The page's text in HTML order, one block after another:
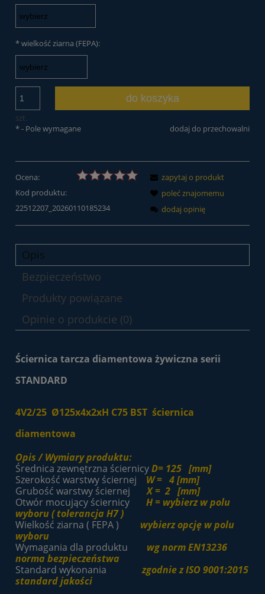
*wielkość ziarna (FEPA):
szt.
do koszyka
dodaj do przechowalni
*- Pole wymagane
Ocena:
Kod produktu:
22512207_20260110185234
zapytaj o produkt
poleć znajomemu
dodaj opinię
Opis
Bezpieczeństwo
Produkty powiązane
Opinie o produkcie (0)
Ściernica tarcza diamentowa żywiczna serii
STANDARD
4V2/25 Ø125x4x2xH C75 BST ściernica
diamentowa
Opis / Wymiary produktu:
Średnica zewnętrzna ściernicyD= 125 [mm]
Szerokość warstwy ściernej W = 4 [mm]
Grubość warstwy ściernejX = 2 [mm]
Otwór mocujący ściernicy H = wybierz w polu
wyboru ( tolerancja H7 )
Wielkość ziarna ( FEPA ) wybierz opcję w polu
wyboru
Wymagania dla produktu wg norm EN13236
norma bezpieczeństwa
Standard wykonania
zgodnie z ISO 9001:2015
standard jakości